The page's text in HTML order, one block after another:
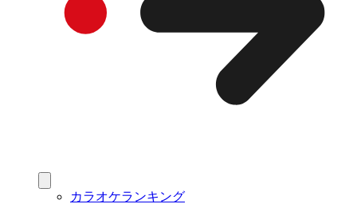
カラオケランキング